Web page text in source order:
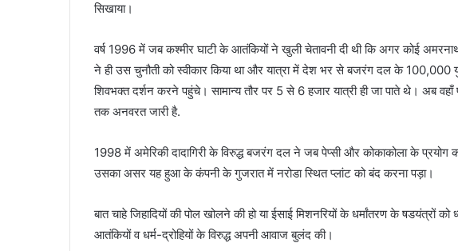
सिखाया।
वर्ष 1996 में जब कश्मीर घाटी के आतंकियों ने खुली चेतावनी दी थी कि अगर कोई
ने ही उस चुनौती को स्वीकार किया था और यात्रा में देश भर से बजरंग दल के
शिवभक्त दर्शन करने पहुंचे। सामान्य तौर पर 5 से 6 हजार यात्री ही जा पाते थे। अब वहाँ
तक अनवरत जारी है.
1998 में अमेरिकी दादागिरी के विरुद्ध बजरंग दल ने जब पेप्सी और कोकाकोला के प्रयोग
उसका असर यह हुआ के कंपनी के गुजरात में नरोडा स्थित प्लांट को बंद करना पड़ा।
बात चाहे जिहादियों की पोल खोलने की हो या ईसाई मिशनरियों के धर्मांतरण के
आतंकियों व धर्म-द्रोहियों के विरुद्ध अपनी आवाज बुलंद की।